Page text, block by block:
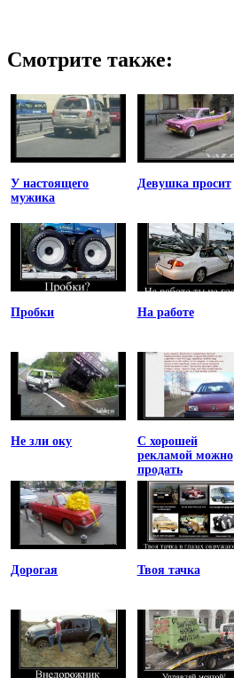
Смотрите также:
У настоящего
мужика
Девушка просит
Пробки На работе
Не зли оку
С хорошей
рекламой можно
продать
Дорогая Твоя тачка